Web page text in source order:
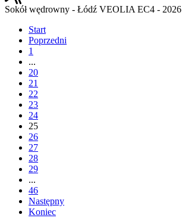
Sokół wędrowny - Łódź VEOLIA EC4 - 2026
Start
Poprzedni
1
...
20
21
22
23
24
25
26
27
28
29
...
46
Następny
Koniec